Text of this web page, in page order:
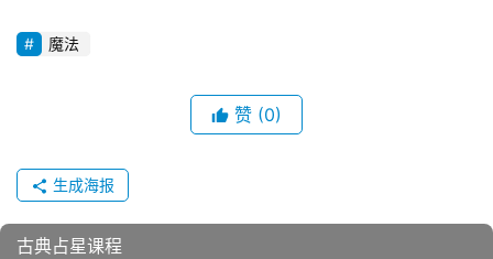
魔法
赞 (0)
生成海报
古典占星课程